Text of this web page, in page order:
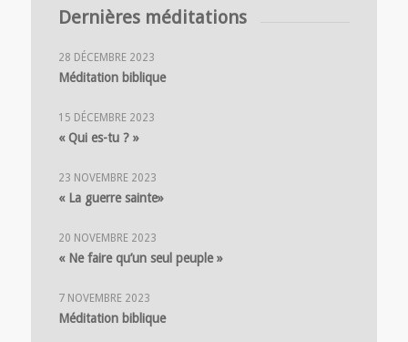
du P. Jacques Hamel.
Dernières méditations
28 DÉCEMBRE 2023
Méditation biblique
15 DÉCEMBRE 2023
« Qui es-tu ? »
23 NOVEMBRE 2023
« La guerre sainte»
20 NOVEMBRE 2023
« Ne faire qu’un seul peuple »
7 NOVEMBRE 2023
Méditation biblique